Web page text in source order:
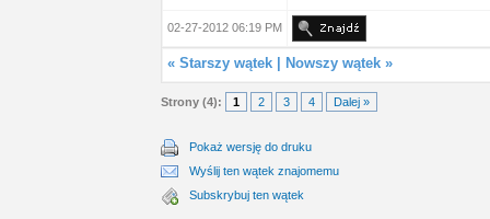
02-27-2012 06:19 PM
« Starszy wątek Nowszy wątek »
Strony (4): 1 2 3 4 Dalej »
Pokaż wersję do druku
Wyślij ten wątek znajomemu
Subskrybuj ten wątek